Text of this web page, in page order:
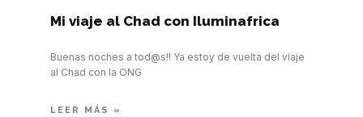
Mi viaje al Chad con Iluminafrica
Buenas noches a tod@s!! Ya estoy de vuelta del viaje
al Chad con la ONG
LEER MÁS »